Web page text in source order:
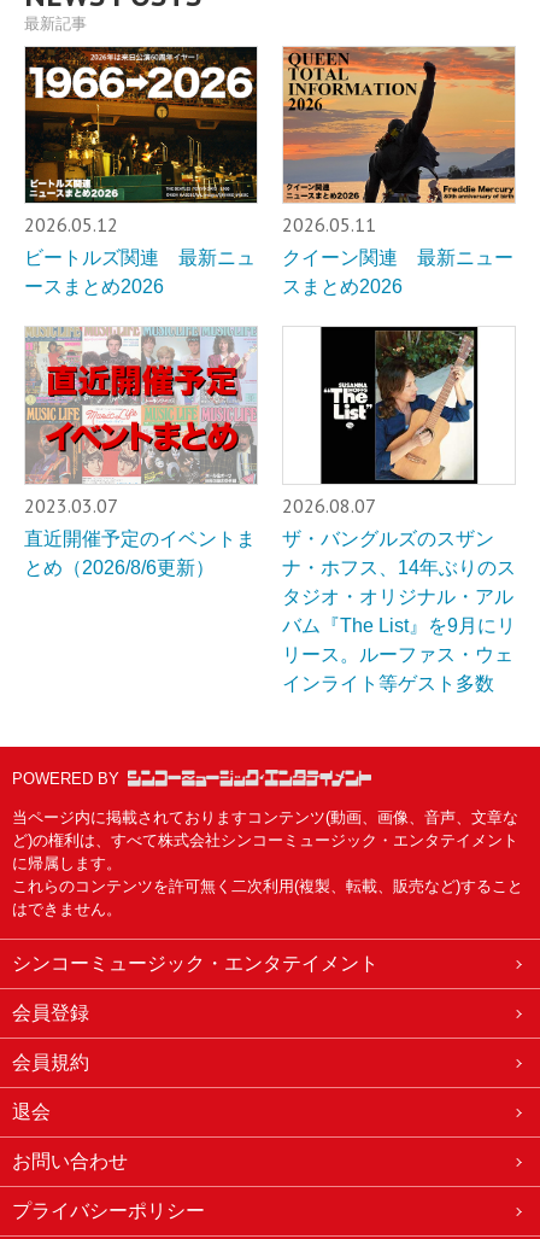
最新記事
2026.05.12
ビートルズ関連 最新ニュ
ースまとめ2026
2026.05.11
クイーン関連 最新ニュー
スまとめ2026
2023.03.07
直近開催予定のイベントま
とめ（2026/8/6更新）
2026.08.07
ザ・バングルズのスザン
ナ・ホフス、14年ぶりのス
タジオ・オリジナル・アル
バム『The List』を9月にリ
リース。ルーファス・ウェ
インライト等ゲスト多数
POWERED BY
当ページ内に掲載されておりますコンテンツ(動画、画像、音声、文章な
ど)の権利は、すべて株式会社シンコーミュージック・エンタテイメント
に帰属します。
これらのコンテンツを許可無く二次利用(複製、転載、販売など)すること
はできません。
シンコーミュージック・エンタテイメント
会員登録
会員規約
退会
お問い合わせ
プライバシーポリシー